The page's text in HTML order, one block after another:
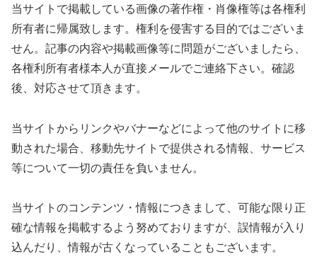
当サイトで掲載している画像の著作権・肖像権等は各権利
所有者に帰属致します。権利を侵害する目的ではございま
せん。記事の内容や掲載画像等に問題がございましたら、
各権利所有者様本人が直接メールでご連絡下さい。確認
後、対応させて頂きます。
当サイトからリンクやバナーなどによって他のサイトに移
動された場合、移動先サイトで提供される情報、サービス
等について一切の責任を負いません。
当サイトのコンテンツ・情報につきまして、可能な限り正
確な情報を掲載するよう努めておりますが、誤情報が入り
込んだり、情報が古くなっていることもございます。